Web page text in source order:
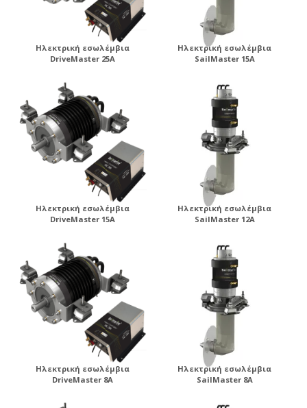
Ηλεκτρική εσωλέμβια
DriveMaster 25A
Ηλεκτρική εσωλέμβια
DriveMaster 15A
Ηλεκτρική εσωλέμβια
DriveMaster 8A
Ηλεκτρική εσωλέμβια
SailMaster 15A
Ηλεκτρική εσωλέμβια
SailMaster 12A
Ηλεκτρική εσωλέμβια
SailMaster 8A